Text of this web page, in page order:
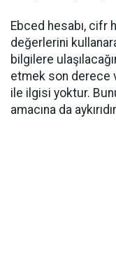
Ebced hesabı, cifr
değerlerini
bilgilere
etmek son derece
ile ilgisi yoktur.
amacına da